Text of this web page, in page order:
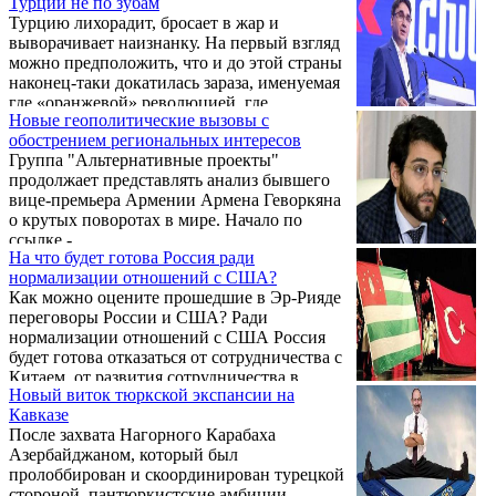
военного конфликта? Как возможное ...
российскими «переговорщиками» по этой
самой бывшей (по отношению к бывшей
«УССР») Украине. И есть сведения, что в
один из дней эти контакты длились аж
больше 10 часов. То есть на переговорах
речь явно шла о многих технических
элементах, так сказать, «раздела» этой
самой бывшей «УССР».
Турцию лихорадит, бросает в жар и
выворачивает наизнанку. На первый взгляд
можно предположить, что и до этой страны
наконец-таки докатилась зараза, именуемая
где «оранжевой» революцией, где
революцией «роз» и «тюльпанов», а где -
«бархата», «зонтов», «весны»...
Новые геополитические вызовы с
обострением региональных интересов
Группа "Альтернативные проекты"
продолжает представлять анализ бывшего
вице-премьера Армении Армена Геворкяна
о крутых поворотах в мире. Начало по
ссылке -
https://yerkramas.org/article/196407/transformacii-
amerikanskoj-paradigmy-i-armyanskaya-
perspektiva
На что будет готова Россия ради
нормализации отношений с США?
Как можно оцените прошедшие в Эр-Рияде
переговоры России и США? Ради
нормализации отношений с США Россия
будет готова отказаться от сотрудничества с
Китаем, от развития сотрудничества в
рамках БРИКС? На эти и другие вопросы
ИАЦ VERELQ ответил научный сотрудник
Института мировой военной экономики и
стратегии НИУ ВШЭ, эксперт Российского
совета по международным делам (РСМД)
Новый виток тюркской экспансии на
Кавказе
После захвата Нагорного Карабаха
Азербайджаном, который был
пролоббирован и скоординирован турецкой